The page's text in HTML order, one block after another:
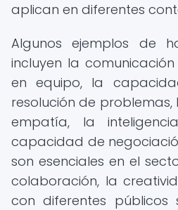
aplican en diferentes
Algunos ejemplos de
incluyen la
en equipo, la
resolución de
empatía, la
capacidad de
son esenciales en el
colaboración, la
con diferentes públicos